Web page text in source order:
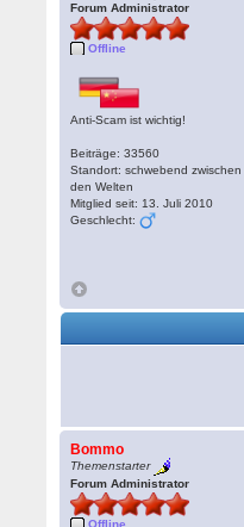
Forum Administrator
Offline
Anti-Scam ist wichtig!
Beiträge: 33560
Standort: schwebend zwischen
den Welten
Mitglied seit: 13. Juli 2010
Geschlecht:
Bommo
Themenstarter
Forum Administrator
Offline